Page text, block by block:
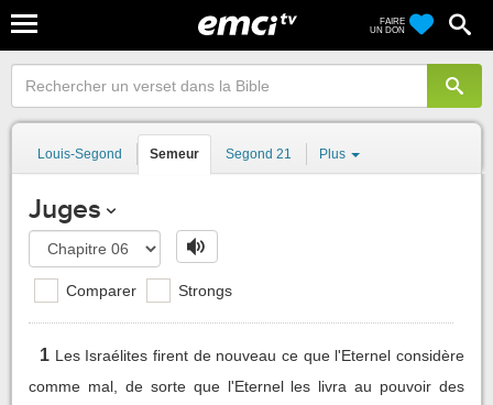
FAIRE
UN DON
Louis-Segond Semeur Segond 21 Plus
Juges
Comparer Strongs
1 Les Israélites firent de nouveau ce que l'Eternel considère
comme mal, de sorte que l'Eternel les livra au pouvoir des